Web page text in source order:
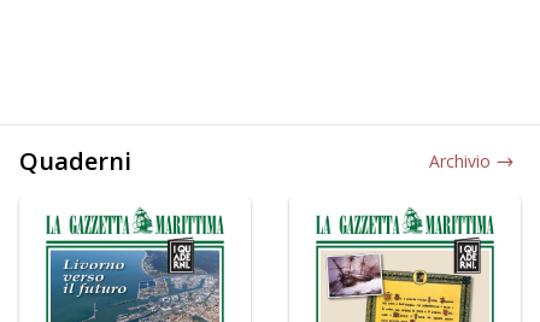
Quaderni Archivio